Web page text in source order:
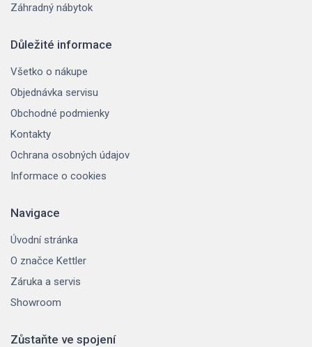
Záhradný nábytok
Důležité informace
Všetko o nákupe
Objednávka servisu
Obchodné podmienky
Kontakty
Ochrana osobných údajov
Informace o cookies
Navigace
Úvodní stránka
O značce Kettler
Záruka a servis
Showroom
Zůstaňte ve spojení